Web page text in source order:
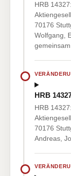
HRB
70176
Wolfgang,
HRB
HRB
70176
Andreas,